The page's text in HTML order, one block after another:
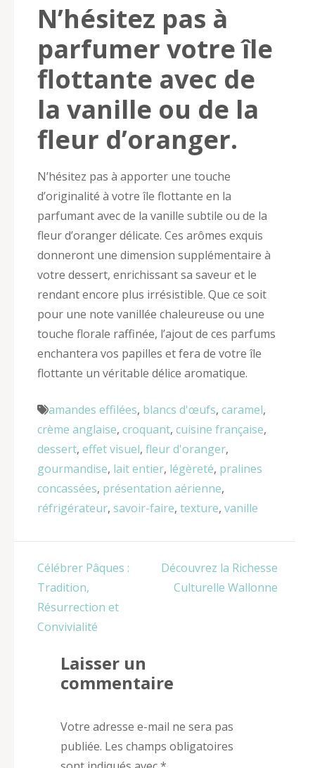
N’hésitez pas à
parfumer votre île
flottante avec de
la vanille ou de la
fleur d’oranger.
N’hésitez pas à apporter une touche
d’originalité à votre île flottante en la
parfumant avec de la vanille subtile ou de la
fleur d’oranger délicate. Ces arômes exquis
donneront une dimension supplémentaire à
votre dessert, enrichissant sa saveur et le
rendant encore plus irrésistible. Que ce soit
pour une note vanillée chaleureuse ou une
touche florale raffinée, l’ajout de ces parfums
enchantera vos papilles et fera de votre île
flottante un véritable délice aromatique.
amandes effilées, blancs d'œufs, caramel,
crème anglaise, croquant, cuisine française,
dessert, effet visuel, fleur d'oranger,
gourmandise, lait entier, légèreté, pralines
concassées, présentation aérienne,
réfrigérateur, savoir-faire, texture, vanille
Navigation
de
l’article
Célébrer Pâques :
Tradition,
Résurrection et
Convivialité
Découvrez la Richesse
Culturelle Wallonne
Laisser un
commentaire
Votre adresse e-mail ne sera pas
publiée. Les champs obligatoires